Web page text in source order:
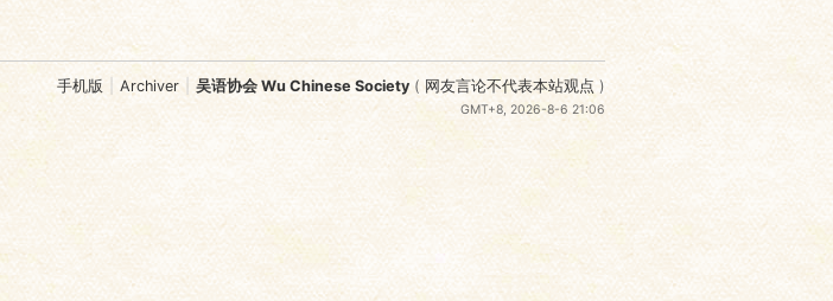
手机版 Archiver 吴语协会 Wu Chinese Society ( 网友言论不代表本站观点 )
GMT+8, 2026-8-6 21:06